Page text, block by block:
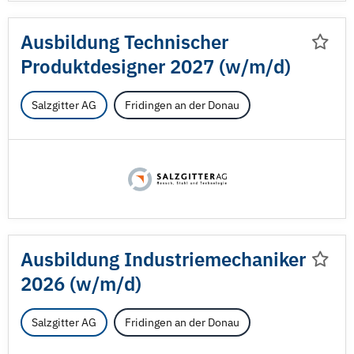
Ausbildung Technischer
Produktdesigner 2027 (w/m/d)
Salzgitter AG Fridingen an der Donau
Ausbildung Industriemechaniker
2026 (w/m/d)
Salzgitter AG Fridingen an der Donau